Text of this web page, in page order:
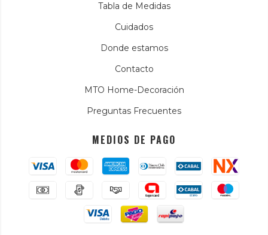
Tabla de Medidas
Cuidados
Donde estamos
Contacto
MTO Home-Decoración
Preguntas Frecuentes
MEDIOS DE PAGO